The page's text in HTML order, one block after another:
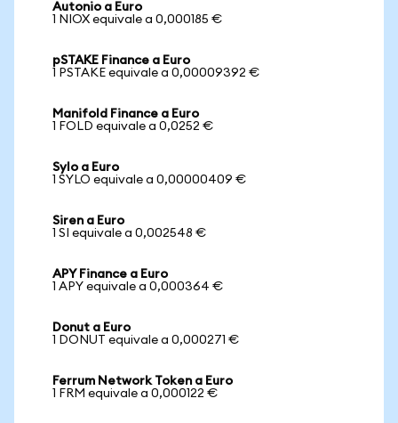
Autonio a Euro
1 NIOX equivale a 0,000185 €
pSTAKE Finance a Euro
1 PSTAKE equivale a 0,00009392 €
Manifold Finance a Euro
1 FOLD equivale a 0,0252 €
Sylo a Euro
1 SYLO equivale a 0,00000409 €
Siren a Euro
1 SI equivale a 0,002548 €
APY Finance a Euro
1 APY equivale a 0,000364 €
Donut a Euro
1 DONUT equivale a 0,000271 €
Ferrum Network Token a Euro
1 FRM equivale a 0,000122 €